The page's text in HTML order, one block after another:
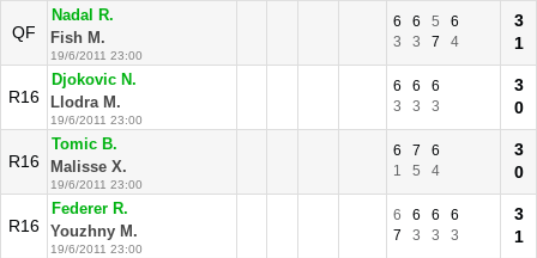
QF
Nadal R.
Fish M.
19/6/2011 23:00
6 6 5
6
3
3 7 4
3
1
R16
Djokovic N.
Llodra M.
19/6/2011 23:00
6 6
6
3
3 3
3
0
R16
Tomic B.
Malisse X.
19/6/2011 23:00
6 7
6
1
5 4
3
0
R16
Federer R.
Youzhny M.
19/6/2011 23:00
6 6 6
6
7
3 3 3
3
1